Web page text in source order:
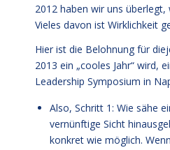
2012 haben wir uns
Vieles davon ist Wirklichkeit
Hier ist die Belohnung für
2013 ein „cooles Jahr“ wird,
Leadership Symposium in
Also, Schritt 1: Wie sähe
vernünftige Sicht
konkret wie möglich.